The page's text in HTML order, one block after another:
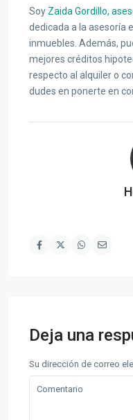
Soy Zaida Gordillo,
dedicada a la asesoría
inmuebles. Además,
mejores créditos
respecto al alquiler o
dudes en ponerte en
Deja una
Su dirección de correo